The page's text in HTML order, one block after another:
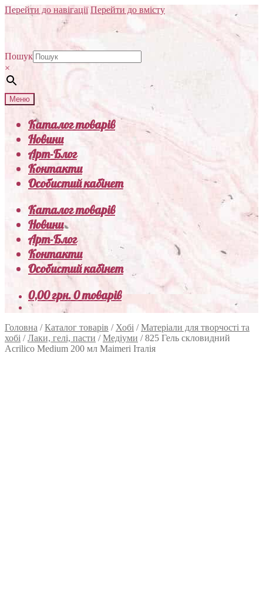
Перейти до навігації Перейти до вмісту
Пошук
×
Меню
Каталог товарів
Новини
Арт-Блог
Контакти
Особистий кабінет
Каталог товарів
Новини
Арт-Блог
Контакти
Особистий кабінет
0,00грн.0 товарів
Головна /Каталог товарів / Хобі /Матеріали для творчості та
хобі /Лаки, гелі, пасти /Медіуми /825 Гель скловидний
Acrilico Medium 200 мл Maimeri Італія